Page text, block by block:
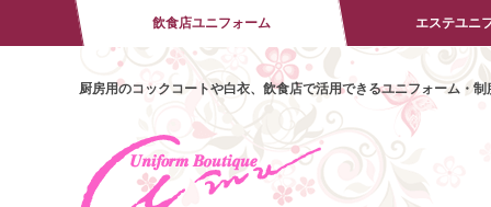
飲食店ユニフォーム エステユニ
厨房用のコックコートや白衣、飲食店で活用できるユニフォーム・